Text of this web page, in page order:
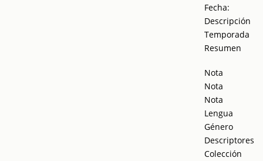
Fecha:
Descripción
Temporada
Resumen
Nota
Nota
Nota
Lengua
Género
Descriptores
Colección